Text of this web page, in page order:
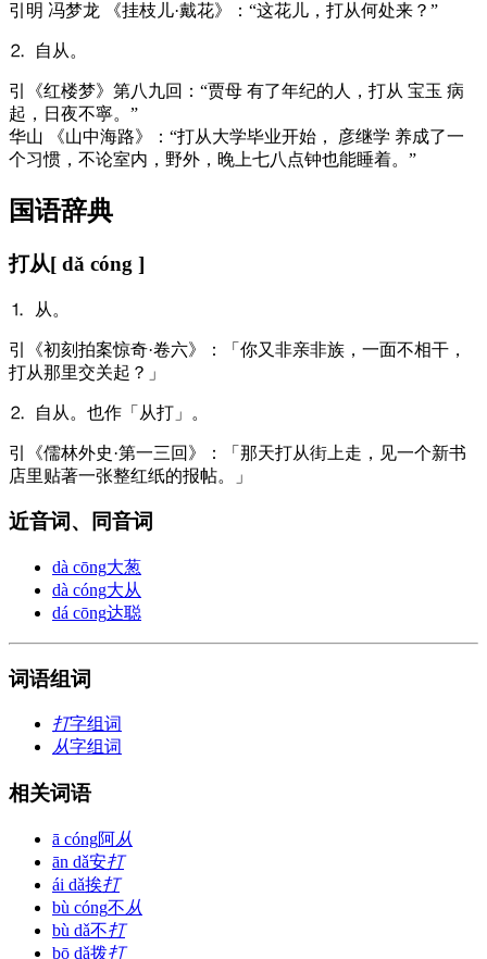
引 明 冯梦龙 《挂枝儿·戴花》：“这花儿，打从何处来？”
⒉ 自从。
引
《红楼梦》第八九回：“贾母 有了年纪的人，打从 宝玉 病
起，日夜不寧。”
华山 《山中海路》：“打从大学毕业开始， 彦继学 养成了一
个习惯，不论室内，野外，晚上七八点钟也能睡着。”
国语辞典
打从[ dǎ cóng ]
⒈ 从。
引
《初刻拍案惊奇·卷六》：「你又非亲非族，一面不相干，
打从那里交关起？」
⒉ 自从。也作「从打」。
引
《儒林外史·第一三回》：「那天打从街上走，见一个新书
店里贴著一张整红纸的报帖。」
近音词、同音词
dà cōng大葱
dà cóng大从
dá cōng达聪
词语组词
打字组词
从字组词
相关词语
ā cóng阿从
ān dǎ安打
ái dǎ挨打
bù cóng不从
bù dǎ不打
bō dǎ拨打